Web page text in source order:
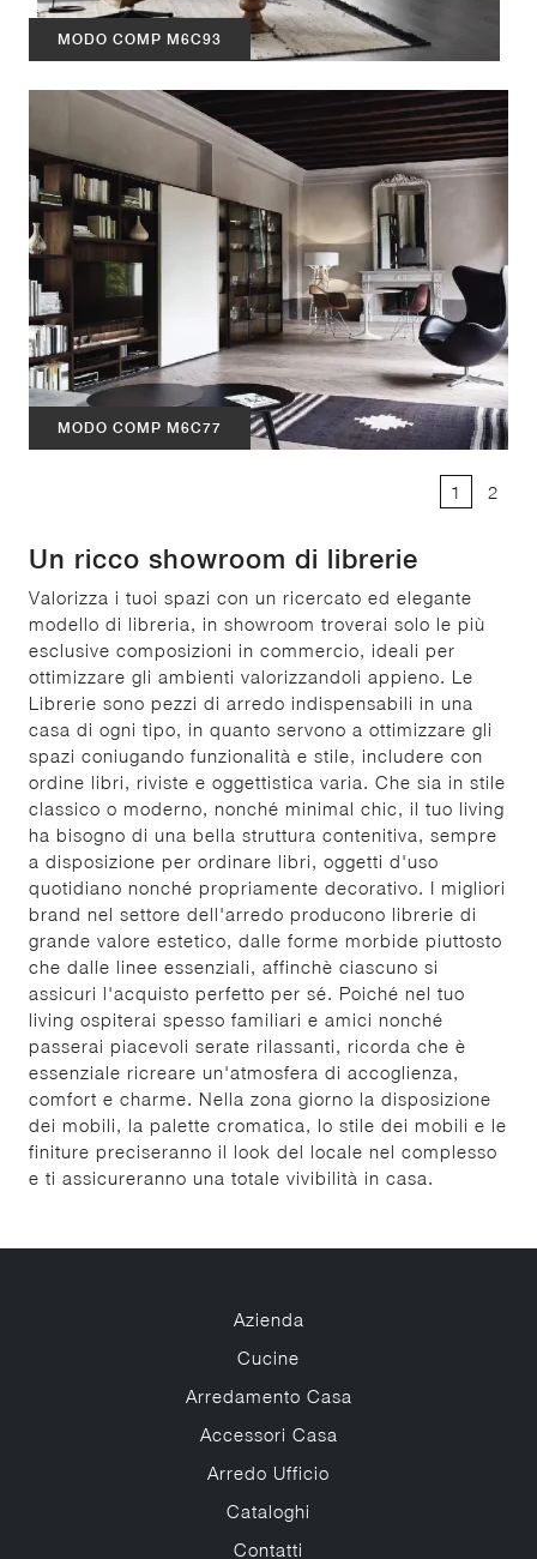
MODO COMP M6C93
MODO COMP M6C77
1 2
Un ricco showroom di librerie
Valorizza i tuoi spazi con un ricercato ed elegante
modello di libreria, in showroom troverai solo le più
esclusive composizioni in commercio, ideali per
ottimizzare gli ambienti valorizzandoli appieno. Le
Librerie sono pezzi di arredo indispensabili in una
casa di ogni tipo, in quanto servono a ottimizzare gli
spazi coniugando funzionalità e stile, includere con
ordine libri, riviste e oggettistica varia. Che sia in stile
classico o moderno, nonché minimal chic, il tuo living
ha bisogno di una bella struttura contenitiva, sempre
a disposizione per ordinare libri, oggetti d'uso
quotidiano nonché propriamente decorativo. I migliori
brand nel settore dell'arredo producono librerie di
grande valore estetico, dalle forme morbide piuttosto
che dalle linee essenziali, affinchè ciascuno si
assicuri l'acquisto perfetto per sé. Poiché nel tuo
living ospiterai spesso familiari e amici nonché
passerai piacevoli serate rilassanti, ricorda che è
essenziale ricreare un'atmosfera di accoglienza,
comfort e charme. Nella zona giorno la disposizione
dei mobili, la palette cromatica, lo stile dei mobili e le
finiture preciseranno il look del locale nel complesso
e ti assicureranno una totale vivibilità in casa.
Azienda
Cucine
Arredamento Casa
Accessori Casa
Arredo Ufficio
Cataloghi
Contatti